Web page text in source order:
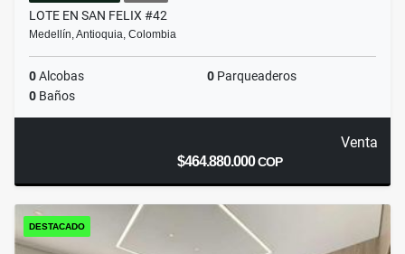
LOTE EN SAN FELIX #42
Medellín, Antioquia, Colombia
0Alcobas 0 Parqueaderos
0 Baños
Venta
$464.880.000COP
DESTACADO